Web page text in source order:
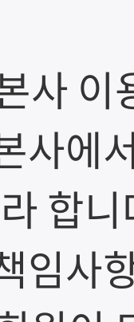
사 이
사에
합
임사